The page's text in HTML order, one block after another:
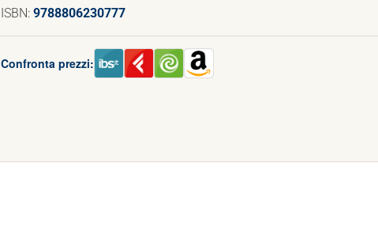
ISBN: 9788806230777
Confronta prezzi: